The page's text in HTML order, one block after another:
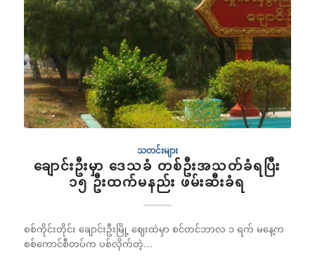
သတင်းများ
ချောင်းဦးမှာ ဒေသခံ တစ်ဦးအသတ်ခံရပြီး
၁၅ ဦးထက်မနည်း ဖမ်းဆီးခံရ
စစ်ကိုင်းတိုင်း ချောင်းဦးမြို့ ဈေးထဲမှာ စင်တင်ဘာလ ၁ ရက် မနေ့က
စစ်ကောင်စီတပ်က ပစ်လိုက်တဲ့…